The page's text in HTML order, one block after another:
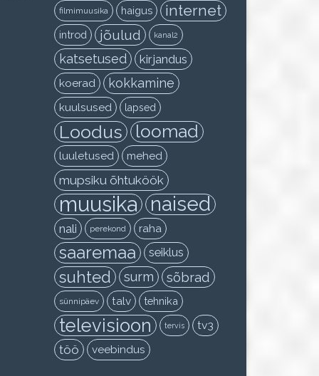
filmimuusika haigus internet
introd jõulud kanal2
katsetused kirjandus
koerad kokkamine
kuulsused lapsed
Loodus loomad
luuletused mehed
mupsiku õhtuköök
muusika naised
nali perekond raha
saaremaa seiklus
suhted surm sõbrad
sünnipäev talv tehnika
televisioon tervis tv3
töö veebindus